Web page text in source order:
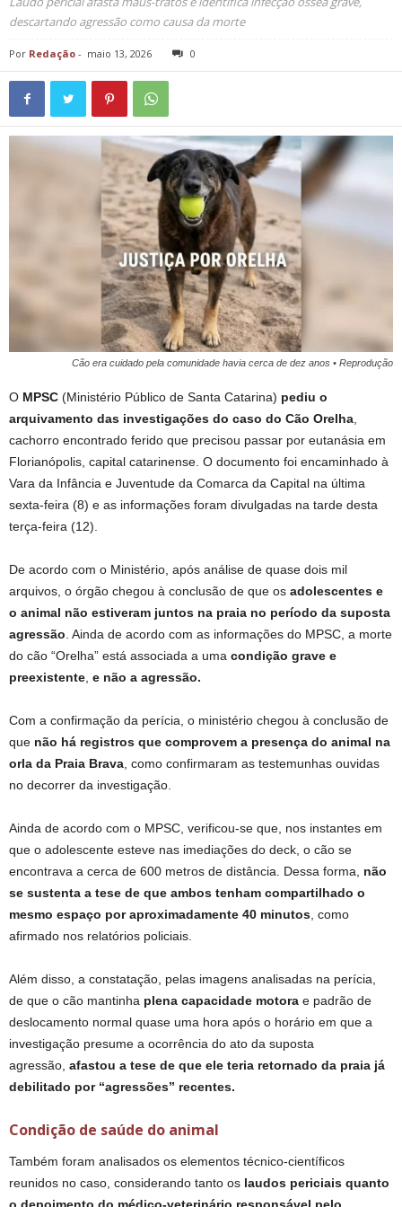
descartando agressão como causa da morte
Por Redação - maio 13, 2026 0
Cão era cuidado pela comunidade havia cerca de dez anos • Reprodução
O MPSC (Ministério Público de Santa Catarina) pediu o
arquivamento das investigações do caso do Cão Orelha
cachorro encontrado ferido que precisou passar por eutanásia em
Florianópolis, capital catarinense. O documento foi encaminhado à
Vara da Infância e Juventude da Comarca da Capital na última
sexta‑feira (8) e as informações foram divulgadas na tarde desta
terça-feira (12).
De acordo com o Ministério, após análise de quase dois mil
arquivos, o órgão chegou à conclusão de que os adolescentes e
o animal não estiveram juntos na praia no período da suposta
agressão . Ainda de acordo com as informações do MPSC, a morte
do cão “Orelha” está associada a uma condição grave e
preexistente e não a agressão.
Com a confirmação da perícia, o ministério chegou à conclusão de
que não há registros que comprovem a presença do animal na
orla da Praia Brava , como confirmaram as testemunhas ouvidas
no decorrer da investigação.
Ainda de acordo com o MPSC, verificou‑se que, nos instantes em
que o adolescente esteve nas imediações do deck, o cão se
encontrava a cerca de 600 metros de distância. Dessa forma, não
se sustenta a tese de que ambos tenham compartilhado o
mesmo espaço por aproximadamente 40 minutos , como
afirmado nos relatórios policiais.
Além disso, a constatação, pelas imagens analisadas na perícia,
de que o cão mantinha plena capacidade motora e padrão de
deslocamento normal quase uma hora após o horário em que a
investigação presume a ocorrência do ato da suposta
agressão, afastou a tese de que ele teria retornado da praia já
debilitado por “agressões” recentes.
Condição de saúde do animal
Também foram analisados os elementos técnico‑científicos
reunidos no caso, considerando tanto os laudos periciais quanto
o depoimento do médico-veterinário responsável pelo